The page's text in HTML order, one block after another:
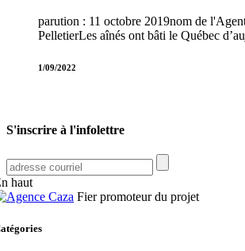
parution : 11 octobre 2019nom de
PelletierLes aînés ont bâti le Québec
1/09/2022
S'inscrire à l'infolettre
haut
Fier promoteur du projet